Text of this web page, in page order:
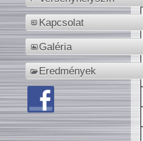
Kapcsolat
Galéria
Eredmények